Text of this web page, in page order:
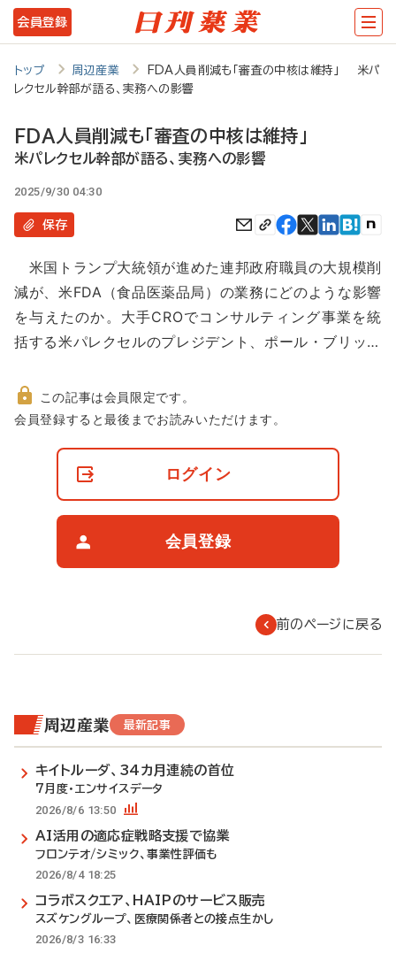
メ
イ
テ
ツ
に
動
会員登録
トップ 周辺産業
FDA人員削減も「審査の中核は維持」 米パ
レクセル幹部が語る、実務への影響
FDA人員削減も「審査の中核は維持」
米パレクセル幹部が語る、実務への影響
2025/9/30 04:30
保存
米国トランプ大統領が進めた連邦政府職員の大規模削
減が、米FDA（食品医薬品局）の業務にどのような影響
を与えたのか。大手CROでコンサルティング事業を統
括する米パレクセルのプレジデント、ポール・ブリッ…
非
この記事は会員限定です。
会員登録すると最後までお読みいただけます。
ログイン
会員登録
前のページに戻る
周辺産業 最新記事
キイトルーダ、34カ月連続の首位
7月度・エンサイスデータ
2026/8/6 13:50
AI活用の適応症戦略支援で協業
フロンテオ/シミック、事業性評価も
2026/8/4 18:25
コラボスクエア、HAIPのサービス販売
スズケングループ、医療関係者との接点生かし
2026/8/3 16:33